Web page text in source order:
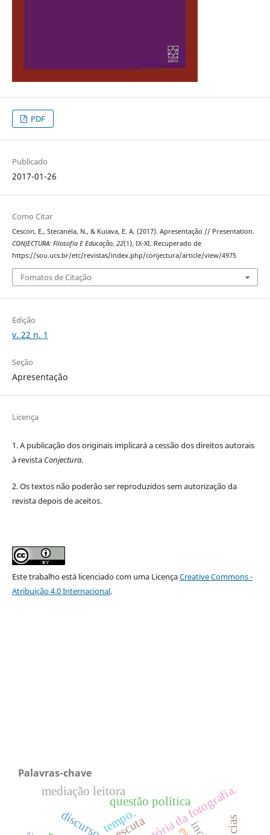
PDF
Publicado
2017-01-26
Como Citar
Cescon, E., Stecanela, N., & Kuiava, E. A. (2017). Apresentação // Presentation.
CONJECTURA: Filosofia E Educação, 22(1), IX-XI. Recuperado de
https://sou.ucs.br/etc/revistas/index.php/conjectura/article/view/4975
Fomatos de Citação
Edição
v. 22 n. 1
Seção
Apresentação
Licença
1. A publicação dos originais implicará a cessão dos direitos autorais
à revista Conjectura.
2. Os textos não poderão ser reproduzidos sem autorização da
revista depois de aceitos.
Este trabalho está licenciado com uma LicençaCreative Commons -
Atribuição 4.0 Internacional.
Palavras-chave
história da fotografia.
escuta
questão política
tempo.
mediação leitora